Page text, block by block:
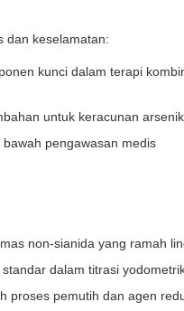
dan keselamatan:
kunci dalam terapi
untuk keracunan
pengawasan medis
non-sianida yang ramah
dalam titrasi
proses pemutih dan agen